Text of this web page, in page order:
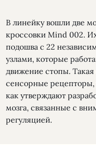
В линейку вошли две
кроссовки Mind 002.
подошва с 22
узлами, которые
движение стопы.
сенсорные рецепторы,
как утверждают
мозга, связанные с
регуляцией.